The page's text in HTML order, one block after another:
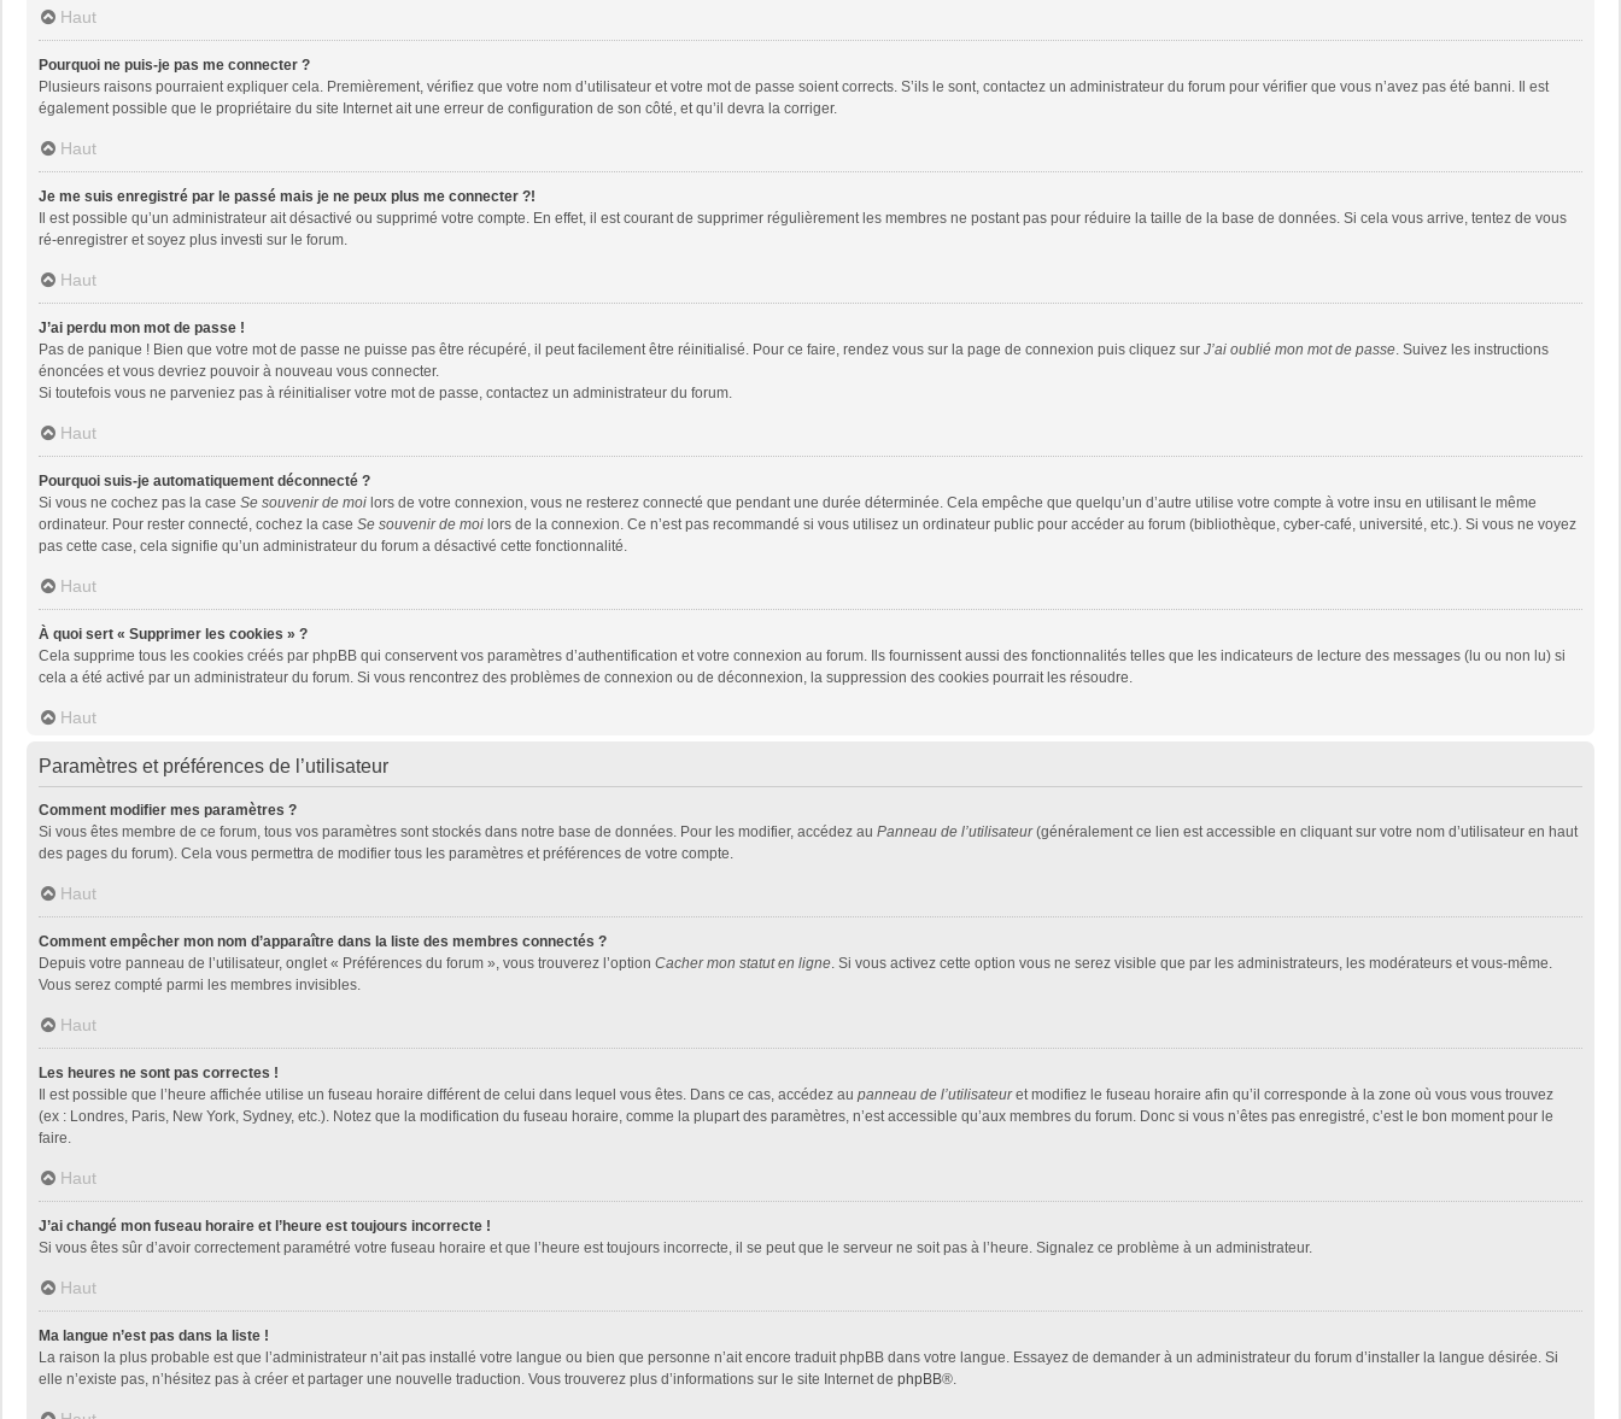
Haut
Pourquoi ne puis-je pas me connecter ?
Plusieurs raisons pourraient expliquer cela. Premièrement, vérifiez que votre nom d’utilisateur et votre mot de passe soient corrects. S’ils le sont, contactez un administrateur du forum pour vérifier que vous n’avez pas été banni. Il est
également possible que le propriétaire du site Internet ait une erreur de configuration de son côté, et qu’il devra la corriger.
Haut
Je me suis enregistré par le passé mais je ne peux plus me connecter ?!
Il est possible qu’un administrateur ait désactivé ou supprimé votre compte. En effet, il est courant de supprimer régulièrement les membres ne postant pas pour réduire la taille de la base de données. Si cela vous arrive, tentez de vous
ré-enregistrer et soyez plus investi sur le forum.
Haut
J’ai perdu mon mot de passe !
Pas de panique ! Bien que votre mot de passe ne puisse pas être récupéré, il peut facilement être réinitialisé. Pour ce faire, rendez vous sur la page de connexion puis cliquez sur J’ai oublié mon mot de passe. Suivez les instructions
énoncées et vous devriez pouvoir à nouveau vous connecter.
Si toutefois vous ne parveniez pas à réinitialiser votre mot de passe, contactez un administrateur du forum.
Haut
Pourquoi suis-je automatiquement déconnecté ?
Si vous ne cochez pas la case Se souvenir de moi lors de votre connexion, vous ne resterez connecté que pendant une durée déterminée. Cela empêche que quelqu’un d’autre utilise votre compte à votre insu en utilisant le même
ordinateur. Pour rester connecté, cochez la case Se souvenir de moi lors de la connexion. Ce n’est pas recommandé si vous utilisez un ordinateur public pour accéder au forum (bibliothèque, cyber-café, université, etc.). Si vous ne voyez
pas cette case, cela signifie qu’un administrateur du forum a désactivé cette fonctionnalité.
Haut
À quoi sert « Supprimer les cookies » ?
Cela supprime tous les cookies créés par phpBB qui conservent vos paramètres d’authentification et votre connexion au forum. Ils fournissent aussi des fonctionnalités telles que les indicateurs de lecture des messages (lu ou non lu) si
cela a été activé par un administrateur du forum. Si vous rencontrez des problèmes de connexion ou de déconnexion, la suppression des cookies pourrait les résoudre.
Haut
Paramètres et préférences de l’utilisateur
Comment modifier mes paramètres ?
Si vous êtes membre de ce forum, tous vos paramètres sont stockés dans notre base de données. Pour les modifier, accédez au Panneau de l’utilisateur(généralement ce lien est accessible en cliquant sur votre nom d’utilisateur en haut
des pages du forum). Cela vous permettra de modifier tous les paramètres et préférences de votre compte.
Haut
Comment empêcher mon nom d’apparaître dans la liste des membres connectés ?
Depuis votre panneau de l’utilisateur, onglet « Préférences du forum », vous trouverez l’option Cacher mon statut en ligne. Si vous activez cette option vous ne serez visible que par les administrateurs, les modérateurs et vous-même.
Vous serez compté parmi les membres invisibles.
Haut
Les heures ne sont pas correctes !
Il est possible que l’heure affichée utilise un fuseau horaire différent de celui dans lequel vous êtes. Dans ce cas, accédez au panneau de l’utilisateuret modifiez le fuseau horaire afin qu’il corresponde à la zone où vous vous trouvez
(ex : Londres, Paris, New York, Sydney, etc.). Notez que la modification du fuseau horaire, comme la plupart des paramètres, n’est accessible qu’aux membres du forum. Donc si vous n’êtes pas enregistré, c’est le bon moment pour le
faire.
Haut
J’ai changé mon fuseau horaire et l’heure est toujours incorrecte !
Si vous êtes sûr d’avoir correctement paramétré votre fuseau horaire et que l’heure est toujours incorrecte, il se peut que le serveur ne soit pas à l’heure. Signalez ce problème à un administrateur.
Haut
Ma langue n’est pas dans la liste !
La raison la plus probable est que l’administrateur n’ait pas installé votre langue ou bien que personne n’ait encore traduit phpBB dans votre langue. Essayez de demander à un administrateur du forum d’installer la langue désirée. Si
elle n’existe pas, n’hésitez pas à créer et partager une nouvelle traduction. Vous trouverez plus d’informations sur le site Internet de phpBB®.